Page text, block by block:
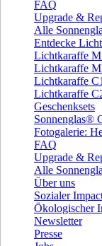
FAQ
Upgrade &
Alle
Entdecke
Lichtkaraffe
Lichtkaraffe
Lichtkaraffe
Lichtkaraffe
Geschenksets
Sonnenglas®
Fotogalerie:
FAQ
Upgrade &
Alle
Über uns
Sozialer
Ökologischer
Newsletter
Presse